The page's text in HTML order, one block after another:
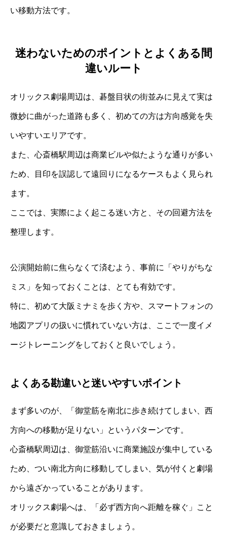
い移動方法です。
迷わないためのポイントとよくある間
違いルート
オリックス劇場周辺は、碁盤目状の街並みに見えて実は
微妙に曲がった道路も多く、初めての方は方向感覚を失
いやすいエリアです。
また、心斎橋駅周辺は商業ビルや似たような通りが多い
ため、目印を誤認して遠回りになるケースもよく見られ
ます。
ここでは、実際によく起こる迷い方と、その回避方法を
整理します。
公演開始前に焦らなくて済むよう、事前に「やりがちな
ミス」を知っておくことは、とても有効です。
特に、初めて大阪ミナミを歩く方や、スマートフォンの
地図アプリの扱いに慣れていない方は、ここで一度イメ
ージトレーニングをしておくと良いでしょう。
よくある勘違いと迷いやすいポイント
まず多いのが、「御堂筋を南北に歩き続けてしまい、西
方向への移動が足りない」というパターンです。
心斎橋駅周辺は、御堂筋沿いに商業施設が集中している
ため、つい南北方向に移動してしまい、気が付くと劇場
から遠ざかっていることがあります。
オリックス劇場へは、「必ず西方向へ距離を稼ぐ」こと
が必要だと意識しておきましょう。